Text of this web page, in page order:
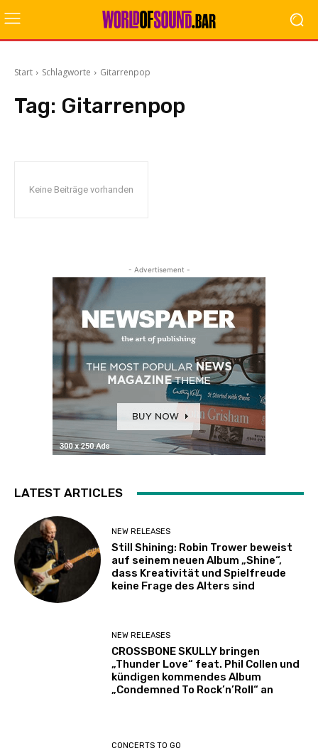
Start Schlagworte Gitarrenpop
Tag: Gitarrenpop
Keine Beiträge vorhanden
- Advertisement -
LATEST ARTICLES
NEW RELEASES
Still Shining: Robin Trower beweist
auf seinem neuen Album „Shine“,
dass Kreativität und Spielfreude
keine Frage des Alters sind
NEW RELEASES
CROSSBONE SKULLY bringen
„Thunder Love“ feat. Phil Collen und
kündigen kommendes Album
„Condemned To Rock’n’Roll“ an
CONCERTS TO GO